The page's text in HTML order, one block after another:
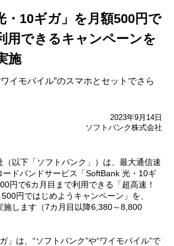
・10ギガ」を月額500円で
用できるキャンペーンを
施
ワイモバイル”のスマホとセットでさら
2023年9月14日
ソフトバンク株式会社
（以下「ソフトバンク」）は、最大通信速
ードバンドサービス「SoftBank 光・10ギ
円で6カ月目まで利用できる「超高速！
円ではじめようキャンペーン」を、
施します（7カ月目以降6,380～8,800
」は、“ソフトバンク”や“ワイモバイル”で